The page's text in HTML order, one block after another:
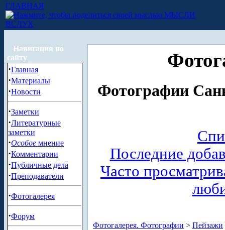
ГЛАВНАЯ
МЫСЛИ
ВСЛУХ
Навигация по
сайту
·Главная
·Материалы
·Новости
·Заметки
·Литературные
заметки
·Особое мнение
·Комментарии
·Публичные дела
·Преподаватели
·Фотогалерея
·Форум
Фотографии
Последние
Часто
Фотогалерея. Фотографии > Пейзажи